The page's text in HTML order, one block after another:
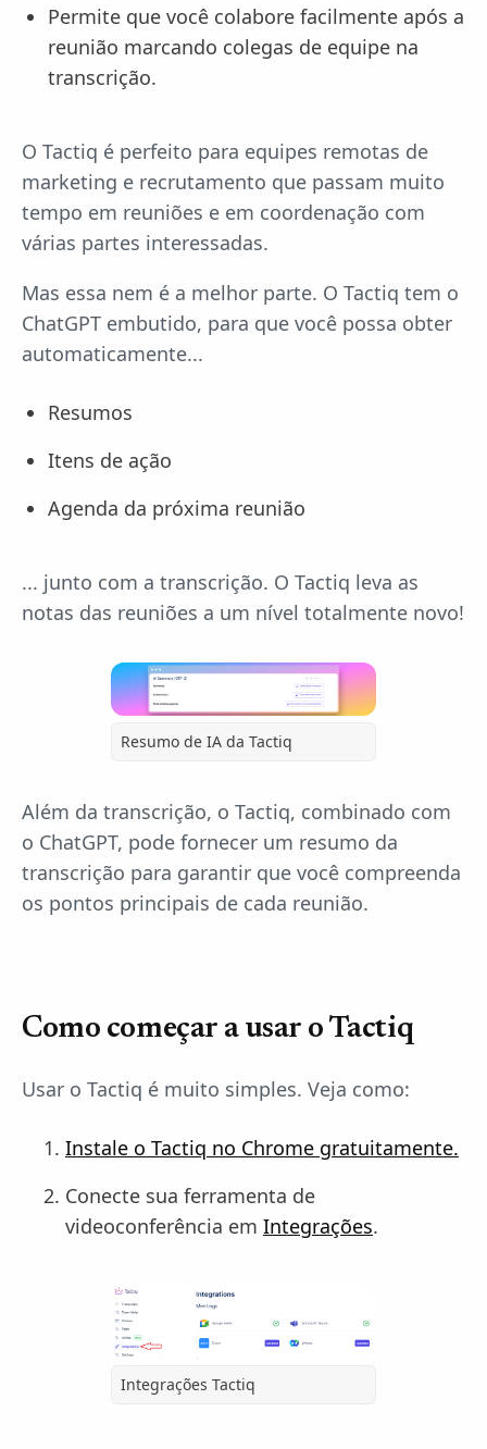
Permite que você colabore facilmente após a
reunião marcando colegas de equipe na
transcrição.
O Tactiq é perfeito para equipes remotas de
marketing e recrutamento que passam muito
tempo em reuniões e em coordenação com
várias partes interessadas.
Mas essa nem é a melhor parte. O Tactiq tem o
ChatGPT embutido, para que você possa obter
automaticamente...
Resumos
Itens de ação
Agenda da próxima reunião
... junto com a transcrição. O Tactiq leva as
notas das reuniões a um nível totalmente novo!
Resumo de IA da Tactiq
Além da transcrição, o Tactiq, combinado com
o ChatGPT, pode fornecer um resumo da
transcrição para garantir que você compreenda
os pontos principais de cada reunião.
Como começar a usar o Tactiq
Usar o Tactiq é muito simples. Veja como:
Instale o Tactiq no Chrome gratuitamente.
Conecte sua ferramenta de
videoconferência em Integrações.
Integrações Tactiq